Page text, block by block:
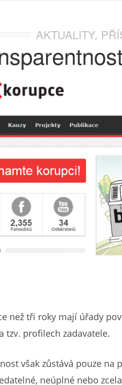
AKTUALITY,
než tři roky mají úřady
tzv. profilech zadavatele.
však zůstává pouze na
neúplné nebo